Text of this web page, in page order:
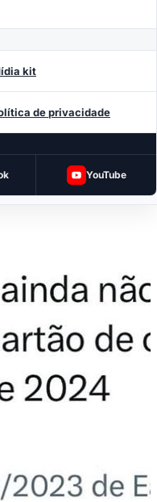
kit
de privacidade
YouTube